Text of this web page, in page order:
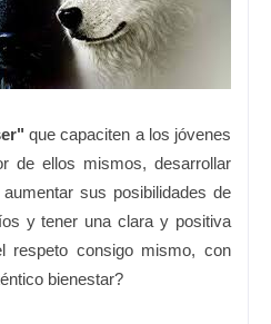
que capaciten a los jóvenes
de ellos mismos, desarrollar
sus posibilidades de
y tener una clara y positiva
respeto consigo mismo, con
bienestar?